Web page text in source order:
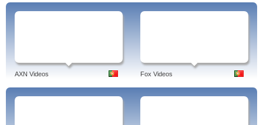
AXN Videos Fox Videos